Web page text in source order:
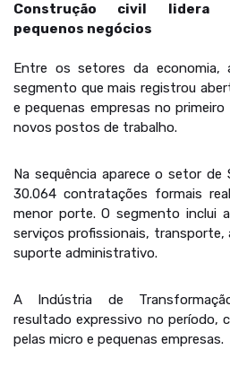
Construção civil lidera
pequenos negócios
Entre os setores da
segmento que mais registrou
e pequenas empresas no
novos postos de trabalho.
Na sequência aparece o setor de
30.064 contratações formais
menor porte. O segmento inclui
serviços profissionais, transporte,
suporte administrativo.
A Indústria de
resultado expressivo no período,
pelas micro e pequenas empresas.